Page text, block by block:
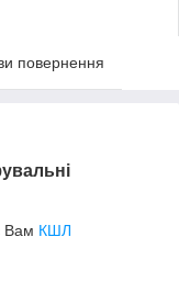
повернення
Вам КШЛ